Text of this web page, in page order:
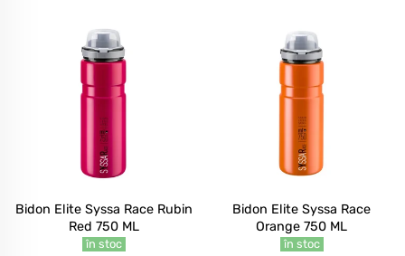
Bidon Elite Syssa Race Rubin
Red 750 ML
în stoc
Bidon Elite Syssa Race
Orange 750 ML
în stoc